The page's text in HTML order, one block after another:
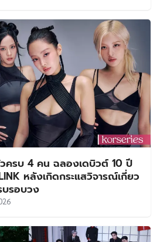
ครบ 4 คน ฉลองเดบิวต์ 10 ปี
หลังเกิดกระแสวิจารณ์เกี่ยว
รอบวง